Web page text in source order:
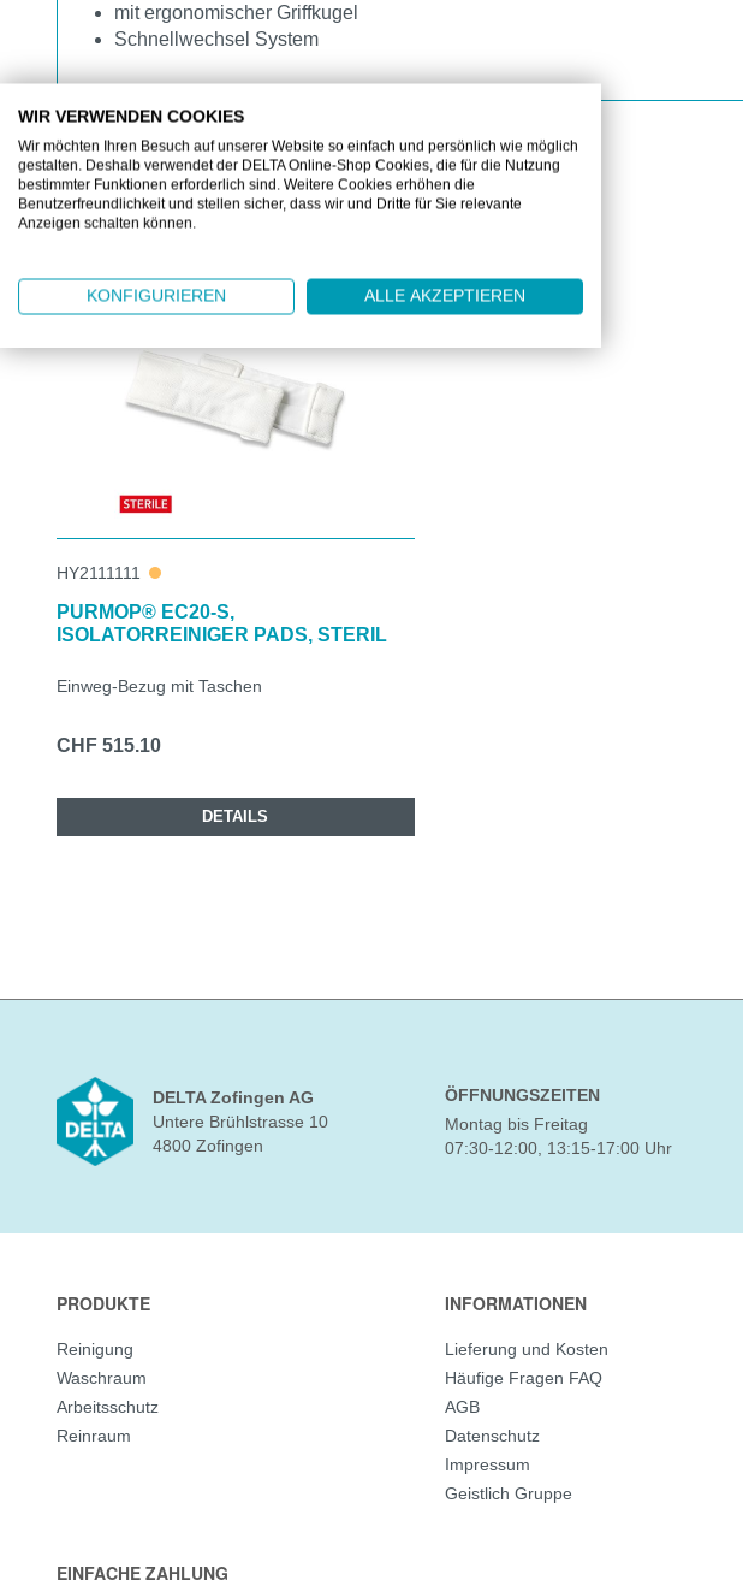
mit ergonomischer Griffkugel
Schnellwechsel System
ZUBEHÖR
HY2111111
PURMOP® EC20-S,
ISOLATORREINIGER PADS, STERIL
Einweg-Bezug mit Taschen
CHF 515.10
DETAILS
DELTA Zofingen AG
Untere Brühlstrasse 10
4800 Zofingen
ÖFFNUNGSZEITEN
Montag bis Freitag
07:30-12:00, 13:15-17:00 Uhr
PRODUKTE
Reinigung
Waschraum
Arbeitsschutz
Reinraum
INFORMATIONEN
Lieferung und Kosten
Häufige Fragen FAQ
AGB
Datenschutz
Impressum
Geistlich Gruppe
EINFACHE ZAHLUNG
WIR VERWENDEN COOKIES
Wir möchten Ihren Besuch auf unserer Website so einfach und persönlich wie möglich
gestalten. Deshalb verwendet der DELTA Online-Shop Cookies, die für die Nutzung
bestimmter Funktionen erforderlich sind. Weitere Cookies erhöhen die
Benutzerfreundlichkeit und stellen sicher, dass wir und Dritte für Sie relevante
Anzeigen schalten können.
KONFIGURIEREN ALLE AKZEPTIEREN